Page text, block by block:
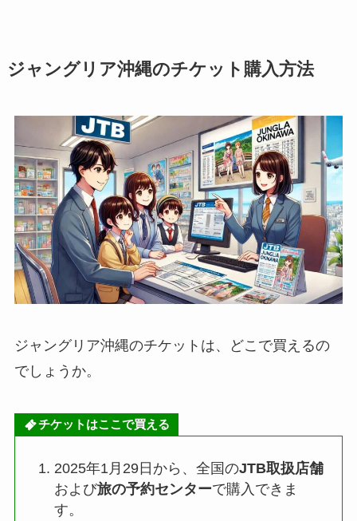
ジャングリア沖縄のチケット購入方法
ジャングリア沖縄のチケットは、どこで買えるの
でしょうか。
チケットはここで買える
2025年1月29日から、全国のJTB取扱店舗
および旅の予約センターで購入できま
す。